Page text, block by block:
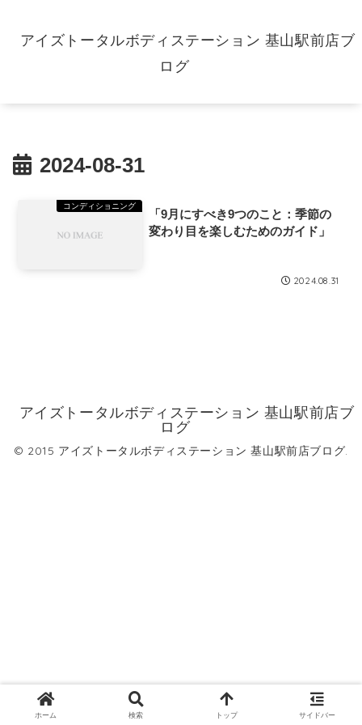
アイズトータルボディステーション 基山駅前店ブ
ログ
2024-08-31
コンディショニング
「9月にすべき9つのこと：季節の
変わり目を楽しむためのガイド」
2024.08.31
アイズトータルボディステーション 基山駅前店ブ
ログ
© 2015 アイズトータルボディステーション 基山駅前店ブログ.
ホーム 検索 トップ サイドバー